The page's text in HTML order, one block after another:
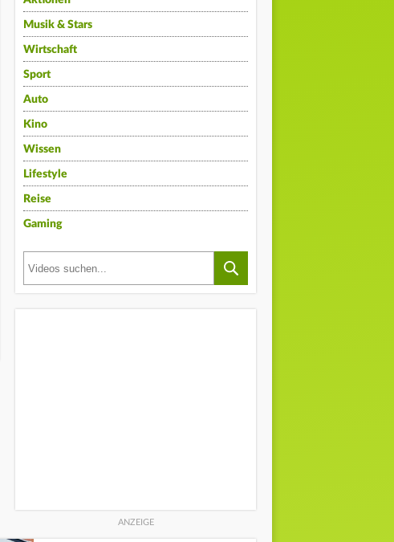
Musik & Stars
Wirtschaft
Sport
Auto
Kino
Wissen
Lifestyle
Reise
Gaming